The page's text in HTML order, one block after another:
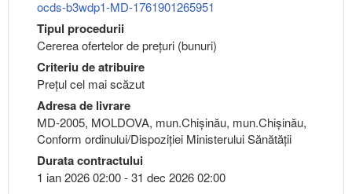
ocds-b3wdp1-MD-1761901265951
Tipul procedurii
Cererea ofertelor de prețuri (bunuri)
Criteriu de atribuire
Preţul cel mai scăzut
Adresa de livrare
MD-2005, MOLDOVA, mun.Chişinău, mun.Chişinău,
Conform ordinului/Dispoziției Ministerului Sănătății
Durata contractului
1 ian 2026 02:00 - 31 dec 2026 02:00